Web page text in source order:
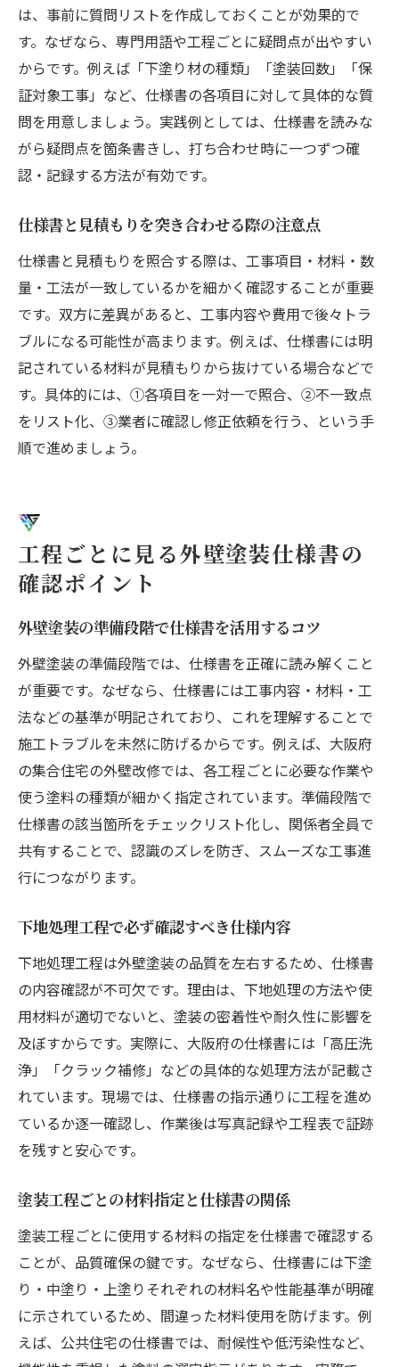
は、事前に質問リストを作成しておくことが効果的で
す。なぜなら、専門用語や工程ごとに疑問点が出やすい
からです。例えば「下塗り材の種類」「塗装回数」「保
証対象工事」など、仕様書の各項目に対して具体的な質
問を用意しましょう。実践例としては、仕様書を読みな
がら疑問点を箇条書きし、打ち合わせ時に一つずつ確
認・記録する方法が有効です。
仕様書と見積もりを突き合わせる際の注意点
仕様書と見積もりを照合する際は、工事項目・材料・数
量・工法が一致しているかを細かく確認することが重要
です。双方に差異があると、工事内容や費用で後々トラ
ブルになる可能性が高まります。例えば、仕様書には明
記されている材料が見積もりから抜けている場合などで
す。具体的には、①各項目を一対一で照合、②不一致点
をリスト化、③業者に確認し修正依頼を行う、という手
順で進めましょう。
工程ごとに見る外壁塗装仕様書の
確認ポイント
外壁塗装の準備段階で仕様書を活用するコツ
外壁塗装の準備段階では、仕様書を正確に読み解くこと
が重要です。なぜなら、仕様書には工事内容・材料・工
法などの基準が明記されており、これを理解することで
施工トラブルを未然に防げるからです。例えば、大阪府
の集合住宅の外壁改修では、各工程ごとに必要な作業や
使う塗料の種類が細かく指定されています。準備段階で
仕様書の該当箇所をチェックリスト化し、関係者全員で
共有することで、認識のズレを防ぎ、スムーズな工事進
行につながります。
下地処理工程で必ず確認すべき仕様内容
下地処理工程は外壁塗装の品質を左右するため、仕様書
の内容確認が不可欠です。理由は、下地処理の方法や使
用材料が適切でないと、塗装の密着性や耐久性に影響を
及ぼすからです。実際に、大阪府の仕様書には「高圧洗
浄」「クラック補修」などの具体的な処理方法が記載さ
れています。現場では、仕様書の指示通りに工程を進め
ているか逐一確認し、作業後は写真記録や工程表で証跡
を残すと安心です。
塗装工程ごとの材料指定と仕様書の関係
塗装工程ごとに使用する材料の指定を仕様書で確認する
ことが、品質確保の鍵です。なぜなら、仕様書には下塗
り・中塗り・上塗りそれぞれの材料名や性能基準が明確
に示されているため、間違った材料使用を防げます。例
えば、公共住宅の仕様書では、耐候性や低汚染性など、